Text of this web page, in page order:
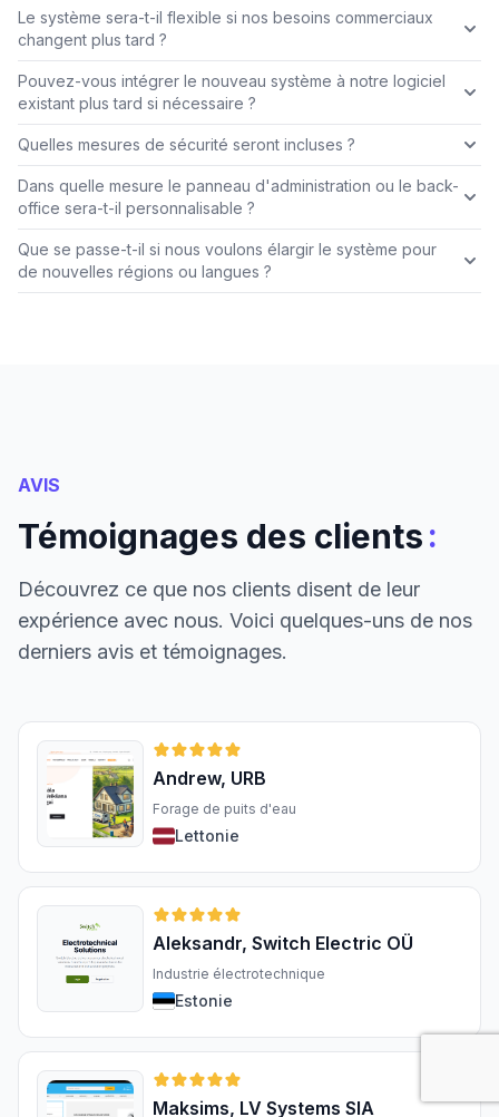
Le système sera-t-il flexible si nos besoins commerciaux
changent plus tard ?
Pouvez-vous intégrer le nouveau système à notre logiciel
existant plus tard si nécessaire ?
Quelles mesures de sécurité seront incluses ?
Dans quelle mesure le panneau d'administration ou le back-
office sera-t-il personnalisable ?
Que se passe-t-il si nous voulons élargir le système pour
de nouvelles régions ou langues ?
AVIS
Témoignages des clients:
Découvrez ce que nos clients disent de leur
expérience avec nous. Voici quelques-uns de nos
derniers avis et témoignages.
Andrew, URB
Forage de puits d'eau
Lettonie
Aleksandr, Switch Electric OÜ
Industrie électrotechnique
Estonie
Maksims, LV Systems SIA